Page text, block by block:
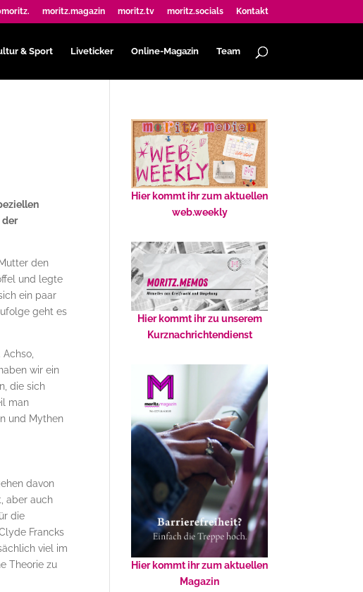
moritz.magazin moritz.tv moritz.socials Kontakt
& Sport Liveticker Online-Magazin Team
der
den
und legte
ein paar
geht es
wir ein
die sich
man
und Mythen
davon
aber auch
die
Francks
viel im
Theorie zu
Hier kommt ihr zum aktuellen
web.weekly
Hier kommt ihr zu unserem
Kurznachrichtendienst
Hier kommt ihr zum aktuellen
Magazin